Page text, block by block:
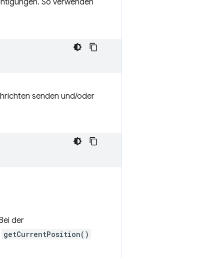
So verwenden
senden und/oder
der
getCurrentPosition()